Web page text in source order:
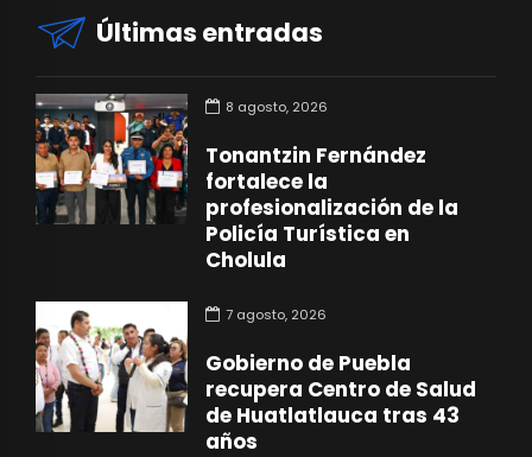
Últimas entradas
8 agosto, 2026
Tonantzin Fernández
fortalece la
profesionalización de la
Policía Turística en
Cholula
7 agosto, 2026
Gobierno de Puebla
recupera Centro de Salud
de Huatlatlauca tras 43
años